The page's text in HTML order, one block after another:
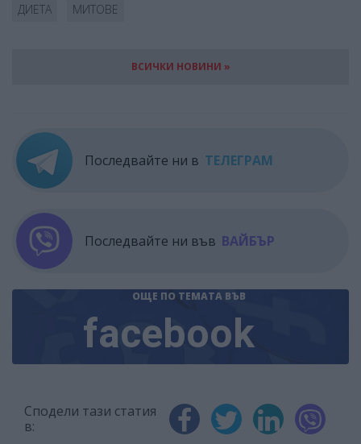
ДИЕТА МИТОВЕ
ВСИЧКИ НОВИНИ »
Последвайте ни в ТЕЛЕГРАМ
Последвайте ни във ВАЙБЪР
ОЩЕ ПО ТЕМАТА ВЪВ
facebook
Сподели тази статия
в: